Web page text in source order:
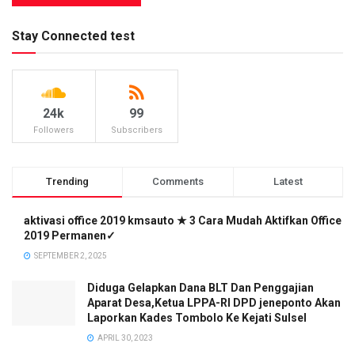
Stay Connected test
24k
Followers
99
Subscribers
Trending Comments Latest
aktivasi office 2019 kmsauto ★ 3 Cara Mudah Aktifkan Office
2019 Permanen✓
SEPTEMBER 2, 2025
Diduga Gelapkan Dana BLT Dan Penggajian
Aparat Desa,Ketua LPPA-RI DPD jeneponto Akan
Laporkan Kades Tombolo Ke Kejati Sulsel
APRIL 30, 2023